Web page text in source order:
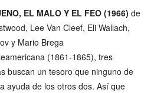
EL MALO Y EL FEO (1966) de
Lee Van Cleef, Eli Wallach,
y Mario Brega
(1861-1865), tres
buscan un tesoro que ninguno de
ayuda de los otros dos. Así que